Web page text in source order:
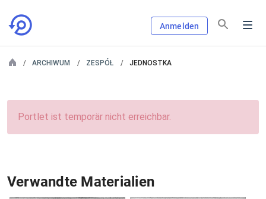
Anmelden
ARCHIWUM ZESPÓŁ JEDNOSTKA
Portlet ist temporär nicht erreichbar.
Verwandte Materialien